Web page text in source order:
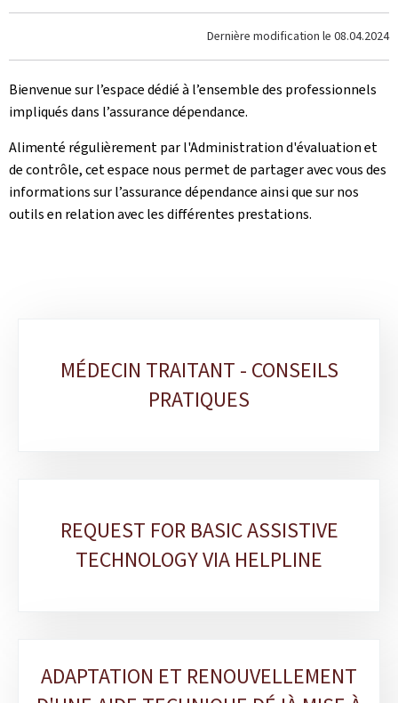
Dernière modification le 08.04.2024
Bienvenue sur l’espace dédié à l’ensemble des professionnels
impliqués dans l’assurance dépendance.
Alimenté régulièrement par l'Administration d'évaluation et
de contrôle, cet espace nous permet de partager avec vous des
informations sur l’assurance dépendance ainsi que sur nos
outils en relation avec les différentes prestations.
sectionsMÉDECIN TRAITANT - CONSEILS
PRATIQUES
REQUEST FOR BASIC ASSISTIVE
TECHNOLOGY VIA HELPLINE
ADAPTATION ET RENOUVELLEMENT